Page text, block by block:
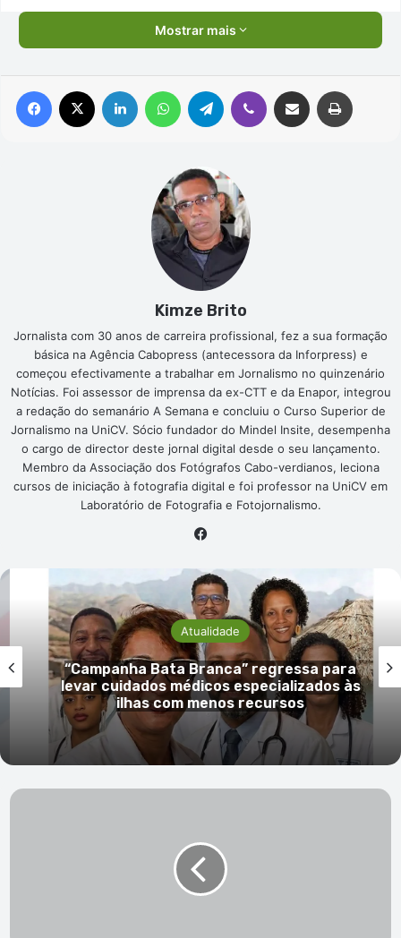
Mostrar mais
Facebook Linkedin WhatsAppTelegram Viber Compartilhar via e-mail
Kimze Brito
Jornalista com 30 anos de carreira profissional, fez a sua formação
básica na Agência Cabopress (antecessora da Inforpress) e
começou efectivamente a trabalhar em Jornalismo no quinzenário
Notícias. Foi assessor de imprensa da ex-CTT e da Enapor, integrou
a redação do semanário A Semana e concluiu o Curso Superior de
Jornalismo na UniCV. Sócio fundador do Mindel Insite, desempenha
o cargo de director deste jornal digital desde o seu lançamento.
Membro da Associação dos Fotógrafos Cabo-verdianos, leciona
cursos de iniciação à fotografia digital e foi professor na UniCV em
Laboratório de Fotografia e Fotojornalismo.
Atualidade
“Campanha Bata Branca” regressa para
levar cuidados médicos especializados às
ilhas com menos recursos
Público